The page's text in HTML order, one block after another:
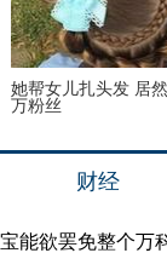
古装最美“眉心坠”造
贾静雯夺冠
财经
宝能欲罢免整个万